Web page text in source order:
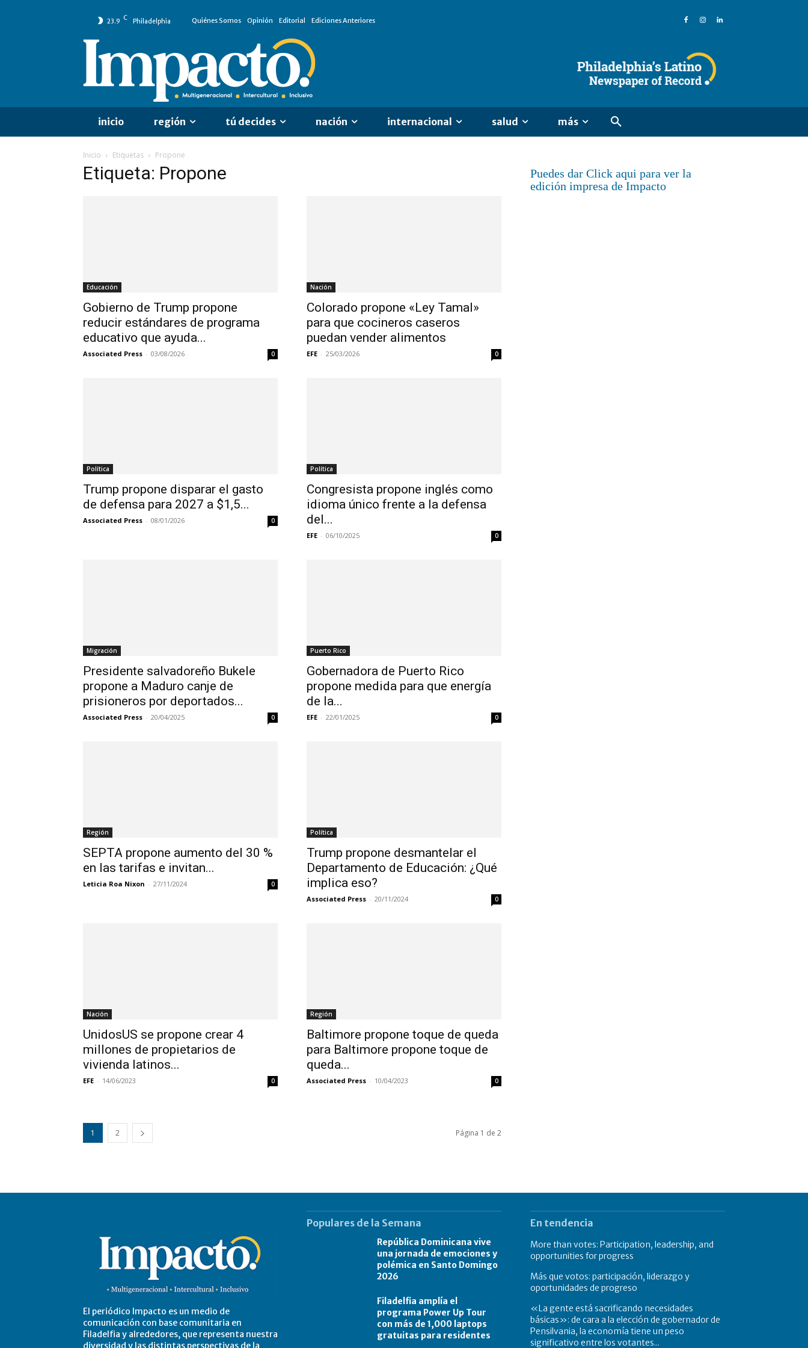
23.9 C Philadelphia Quiénes Somos Opinión Editorial Ediciones Anteriores
inicio región tú decides nación internacional salud más
Inicio Etiquetas Propone
Etiqueta: Propone
Educación
Gobierno de Trump propone
reducir estándares de programa
educativo que ayuda...
Associated Press - 03/08/2026 0
Nación
Colorado propone «Ley Tamal»
para que cocineros caseros
puedan vender alimentos
EFE - 25/03/2026 0
Política
Trump propone disparar el gasto
de defensa para 2027 a $1,5...
Associated Press - 08/01/2026 0
Política
Congresista propone inglés como
idioma único frente a la defensa
del...
EFE - 06/10/2025 0
Migración
Presidente salvadoreño Bukele
propone a Maduro canje de
prisioneros por deportados...
Associated Press - 20/04/2025 0
Puerto Rico
Gobernadora de Puerto Rico
propone medida para que energía
de la...
EFE - 22/01/2025 0
Región
SEPTA propone aumento del 30 %
en las tarifas e invitan...
Leticia Roa Nixon - 27/11/2024 0
Política
Trump propone desmantelar el
Departamento de Educación: ¿Qué
implica eso?
Associated Press - 20/11/2024 0
Nación
UnidosUS se propone crear 4
millones de propietarios de
vivienda latinos...
EFE - 14/06/2023 0
Región
Baltimore propone toque de queda
para Baltimore propone toque de
queda...
Associated Press - 10/04/2023 0
1 2 Página 1 de 2
Puedes dar Click aqui para ver la
edición impresa de Impacto
El periódico Impacto es un medio de
comunicación con base comunitaria en
Filadelfia y alrededores, que representa nuestra
diversidad y las distintas perspectivas de la
Populares de la Semana
República Dominicana vive
una jornada de emociones y
polémica en Santo Domingo
2026
Filadelfia amplía el
programa Power Up Tour
con más de 1,000 laptops
gratuitas para residentes
En tendencia
More than votes: Participation, leadership, and
opportunities for progress
Más que votos: participación, liderazgo y
oportunidades de progreso
«La gente está sacrificando necesidades
básicas»: de cara a la elección de gobernador de
Pensilvania, la economía tiene un peso
significativo entre los votantes...